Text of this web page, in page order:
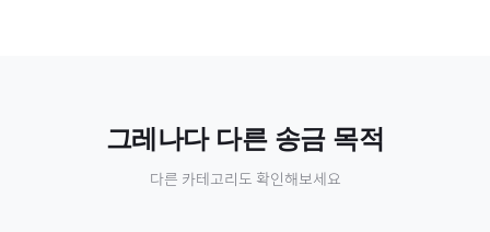
그레나다다른 송금 목적
다른 카테고리도 확인해보세요